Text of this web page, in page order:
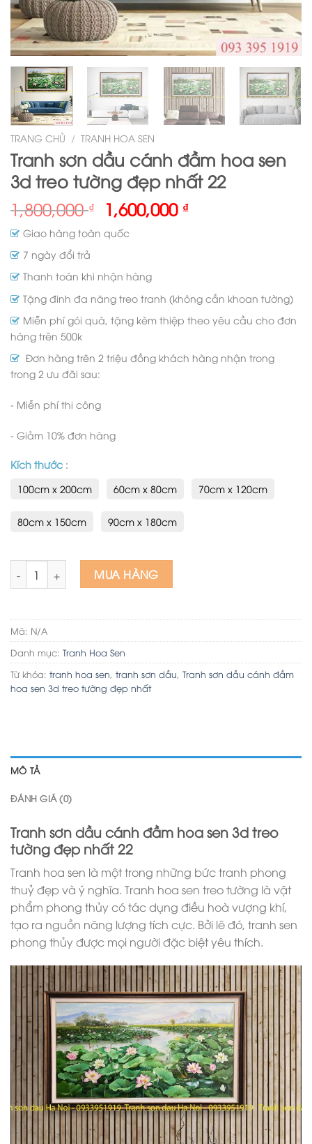
TRANG CHỦ / TRANH HOA SEN
Tranh sơn dầu cánh đầm hoa sen
3d treo tường đẹp nhất 22
1,800,000₫ 1,600,000 ₫
Giao hàng toàn quốc
7 ngày đổi trả
Thanh toán khi nhận hàng
Tặng đinh đa năng treo tranh (không cần khoan tường)
Miễn phí gói quà, tặng kèm thiệp theo yêu cầu cho đơn
hàng trên 500k
Đơn hàng trên 2 triệu đồng khách hàng nhận trong
trong 2 ưu đãi sau:
- Miễn phí thi công
- Giảm 10% đơn hàng
Kích thước :
100cm x 200cm
60cm x 80cm 70cm x 120cm
80cm x 150cm 90cm x 180cm
Tranh sơn dầu cánh đầm hoa sen 3d treo tường đẹp nhất 22
MUA HÀNG
Mã: N/A
Danh mục: Tranh Hoa Sen
Từ khóa: tranh hoa sen, tranh sơn dầu, Tranh sơn dầu cánh đầm
hoa sen 3d treo tường đẹp nhất
MÔ TẢ
ĐÁNH GIÁ (0)
Tranh sơn dầu cánh đầm hoa sen 3d treo
tường đẹp nhất 22
Tranh hoa sen là một trong những bức tranh phong
thuỷ đẹp và ý nghĩa. Tranh hoa sen treo tường là vật
phẩm phong thủy có tác dụng điều hoà vượng khí,
tạo ra nguồn năng lượng tích cực. Bởi lẽ đó, tranh sen
phong thủy được mọi người đặc biệt yêu thích.